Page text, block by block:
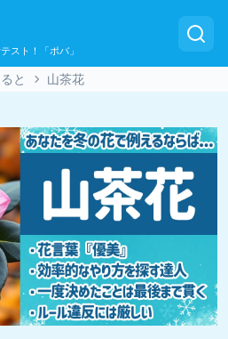
スト！「ポバ」
と 山茶花